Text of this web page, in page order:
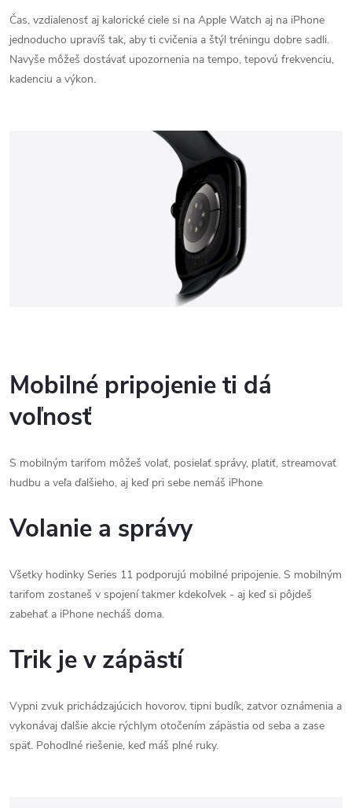
Čas, vzdialenosť aj kalorické ciele si na Apple Watch aj na iPhone
jednoducho upravíš tak, aby ti cvičenia a štýl tréningu dobre sadli.
Navyše môžeš dostávať upozornenia na tempo, tepovú frekvenciu,
kadenciu a výkon.
Mobilné pripojenie ti dá
voľnosť
S mobilným tarifom môžeš volať, posielať správy, platiť, streamovať
hudbu a veľa ďalšieho, aj keď pri sebe nemáš iPhone
Volanie a správy
Všetky hodinky Series 11 podporujú mobilné pripojenie. S mobilným
tarifom zostaneš v spojení takmer kdekoľvek - aj keď si pôjdeš
zabehať a iPhone necháš doma.
Trik je v zápästí
Vypni zvuk prichádzajúcich hovorov, tipni budík, zatvor oznámenia a
vykonávaj ďalšie akcie rýchlym otočením zápästia od seba a zase
späť. Pohodlné riešenie, keď máš plné ruky.